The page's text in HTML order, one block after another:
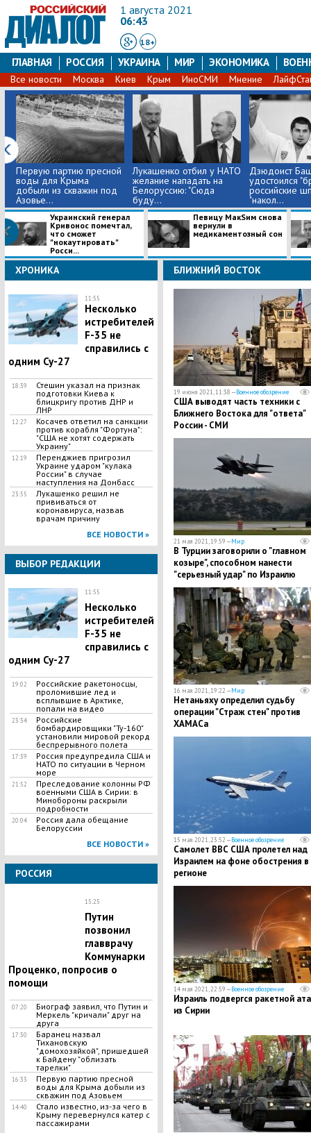
1 августа 2021
06:43
18+
ГЛАВНАЯ РОССИЯ УКРАИНА МИР ЭКОНОМИКА
Все новости Москва Киев Крым ИноСМИ Мнение
Первую партию пресной
воды для Крыма
добыли из скважин под
Азовье...
Лукашенко отбил у НАТО
желание нападать на
Белоруссию: "Сюда
буду...
Дзюдоист
удостоился
российские
"накол...
Украинский генерал
Кривонос помечтал,
что сможет
"нокаутировать"
Росси...
Певицу МакSим снова
вернули в
медикаментозный сон
ХРОНИКА
11:55
Несколько
истребителей
F-35 не
справились с
одним Су-27
18:39
Стешин указал на признак
подготовки Киева к
блицкригу против ДНР и
ЛНР
12:27
​Косачев ответил на санкции
против корабля "Фортуна":
"США не хотят содержать
Украину"
12:19
Перенджиев пригрозил
Украине ударом "кулака
России" в случае
наступления на Донбасс
23:55
Лукашенко решил не
прививаться от
коронавируса, назвав
врачам причину
ВСЕ НОВОСТИ »
ВЫБОР РЕДАКЦИИ
11:55
Несколько
истребителей
F-35 не
справились с
одним Су-27
19:02
Российские ракетоносцы,
проломившие лед и
всплывшие в Арктике,
попали на видео
23:34
Российские
бомбардировщики "Ту-160"
установили мировой рекорд
беспрерывного полета
17:39
Россия предупредила США и
НАТО по ситуации в Черном
море
21:52
Преследование колонны РФ
военными США в Сирии: в
Минобороны раскрыли
подробности
20:04
Россия дала обещание
Белоруссии
ВСЕ НОВОСТИ »
РОССИЯ
15:25
Путин
позвонил
главврачу
Коммунарки
Проценко, попросив о
помощи
07:20
Биограф заявил, что Путин и
Меркель "кричали" друг на
друга
17:30
Баранец назвал
Тихановскую
"домохозяйкой", пришедшей
к Байдену "облизать
тарелки"
16:33
Первую партию пресной
воды для Крыма добыли из
скважин под Азовьем
14:40
Стало известно, из-за чего в
Крыму перевернулся катер с
пассажирами
БЛИЖНИЙ ВОСТОК
19 июня 2021, 11:38 —Военное обозрение
США выводят часть техники с
Ближнего Востока для "ответа"
России - СМИ
21 мая 2021, 19:59 —Мир
В Турции заговорили о "главном
козыре", способном нанести
"серьезный удар" по Израилю
16 мая 2021, 19:22 —Мир
Нетаньяху определил судьбу
операции "Страж стен" против
ХАМАСа
15 мая 2021, 23:52 —Военное обозрение
Самолет ВВС США пролетел над
Израилем на фоне обострения в
регионе
14 мая 2021, 22:59 —Военное обозрение
Израиль подвергся ракетной
из Сирии